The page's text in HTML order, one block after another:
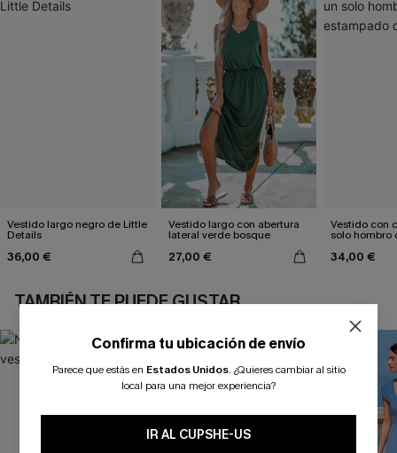
Vestido largo negro de Little
Details
36,00 €
Vestido largo con abertura
lateral verde bosque
27,00 €
Vestido con
solo hombro
34,00 €
TAMBIÉN TE PUEDE GUSTAR
Confirma tu ubicación de envío
Parece que estás en Estados Unidos. ¿Quieres cambiar al sitio
local para una mejor experiencia?
IR AL CUPSHE-US